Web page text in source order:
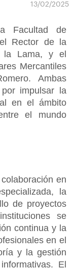
13/02/2025
Facultad de
Rector de la
la Lama, y el
Mercantiles
Ambas
impulsar la
en el ámbito
el mundo
en
la
de proyectos
se
continua y la
en el
y la gestión
El